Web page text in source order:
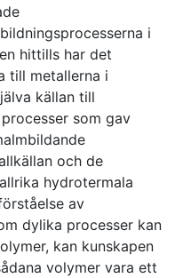
i
hittills har det
till metallerna i
källan till
som gav
och de
hydrotermala
av
dylika processer kan
kan kunskapen
volymer vara ett